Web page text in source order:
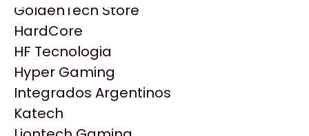
HP
HyperX
INNO3D
Intel
Kingston
Lenovo
GoldenTech Store
HardCore
HF Tecnologia
Hyper Gaming
Integrados Argentinos
Katech